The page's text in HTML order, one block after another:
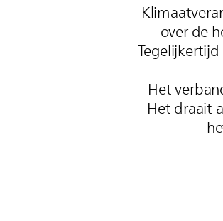
over de
Het
Het draait